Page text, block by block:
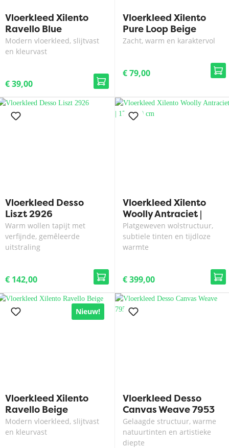
Vloerkleed Xilento
Ravello Blue
Modern vloerkleed, slijtvast
en kleurvast
€ 39,00
Vloerkleed Xilento
Pure Loop Beige
Zacht, warm en karaktervol
€ 79,00
Vloerkleed Desso
Liszt 2926
Warm wollen tapijt met
verfijnde, gemêleerde
uitstraling
€ 142,00
Vloerkleed Xilento
Woolly Antraciet |
170x230 cm
Platgeweven wolstructuur,
subtiele tinten en tijdloze
warmte
€ 399,00
Nieuw!
Vloerkleed Xilento
Ravello Beige
Modern vloerkleed, slijtvast
en kleurvast
Vloerkleed Desso
Canvas Weave 7953
Gelaagde structuur, warme
natuurtinten en artistieke
diepte